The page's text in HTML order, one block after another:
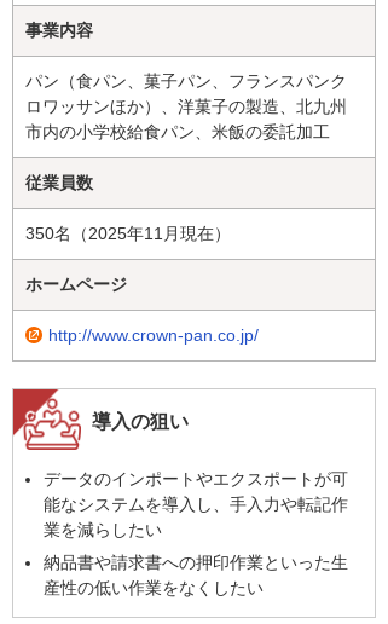
事業内容
パン（食パン、菓子パン、フランスパンク
ロワッサンほか）、洋菓子の製造、北九州
市内の小学校給食パン、米飯の委託加工
従業員数
350名（2025年11月現在）
ホームページ
http://www.crown-pan.co.jp/
導入の狙い
データのインポートやエクスポートが可
能なシステムを導入し、手入力や転記作
業を減らしたい
納品書や請求書への押印作業といった生
産性の低い作業をなくしたい